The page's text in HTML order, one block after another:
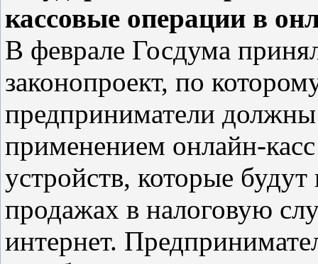
кассовые операции в
В феврале Госдума
законопроект, по
предприниматели должны
применением онлайн-
устройств, которые
продажах в налоговую
интернет.